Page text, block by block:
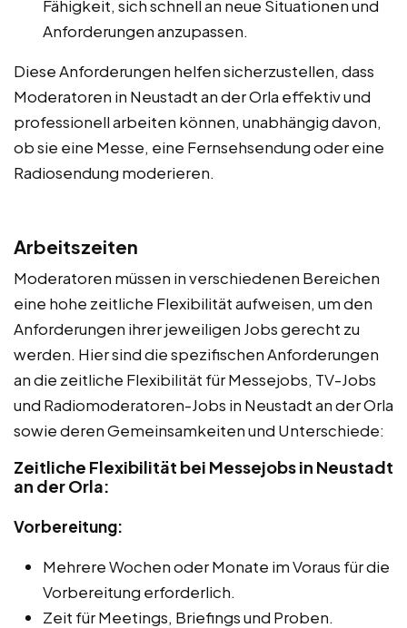
Fähigkeit, sich schnell an neue Situationen und
Anforderungen anzupassen.
Diese Anforderungen helfen sicherzustellen, dass
Moderatoren in Neustadt an der Orla effektiv und
professionell arbeiten können, unabhängig davon,
ob sie eine Messe, eine Fernsehsendung oder eine
Radiosendung moderieren.
Arbeitszeiten
Moderatoren müssen in verschiedenen Bereichen
eine hohe zeitliche Flexibilität aufweisen, um den
Anforderungen ihrer jeweiligen Jobs gerecht zu
werden. Hier sind die spezifischen Anforderungen
an die zeitliche Flexibilität für Messejobs, TV-Jobs
und Radiomoderatoren-Jobs in Neustadt an der Orla
sowie deren Gemeinsamkeiten und Unterschiede:
Zeitliche Flexibilität bei Messejobs in Neustadt
an der Orla:
Vorbereitung:
Mehrere Wochen oder Monate im Voraus für die
Vorbereitung erforderlich.
Zeit für Meetings, Briefings und Proben.